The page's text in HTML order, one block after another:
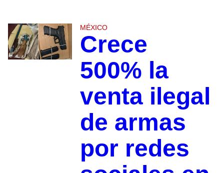
MÉXICO
Crece
500% la
venta ilegal
de armas
por redes